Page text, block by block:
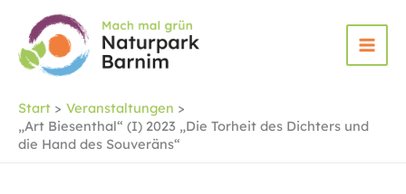
Inhalt
springen
Start
Veranstaltungen
„Art Biesenthal“ (I) 2023 „Die Torheit des Dichters und
die Hand des Souveräns“